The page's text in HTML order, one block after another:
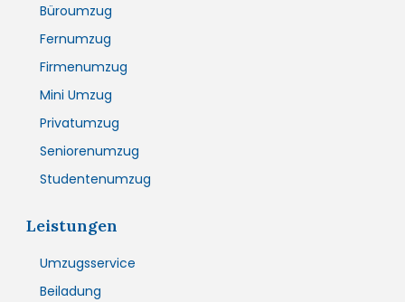
Büroumzug
Fernumzug
Firmenumzug
Mini Umzug
Privatumzug
Seniorenumzug
Studentenumzug
Leistungen
Umzugsservice
Beiladung